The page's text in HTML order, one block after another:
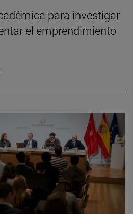
para investigar
el emprendimiento